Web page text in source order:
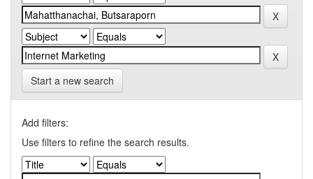
Start a new search
Add filters:
Use filters to refine the search results.